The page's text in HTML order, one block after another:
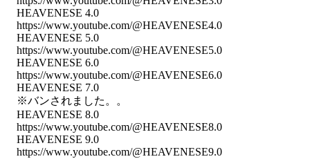
HEAVENESE 4.0
https://www.youtube.com/@HEAVENESE4.0
HEAVENESE 5.0
https://www.youtube.com/@HEAVENESE5.0
HEAVENESE 6.0
https://www.youtube.com/@HEAVENESE6.0
HEAVENESE 7.0
※バンされました。。
HEAVENESE 8.0
https://www.youtube.com/@HEAVENESE8.0
HEAVENESE 9.0
https://www.youtube.com/@HEAVENESE9.0